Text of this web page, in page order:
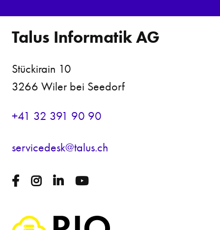
Talus Informatik AG
Stückirain 10
3266 Wiler bei Seedorf
+41 32 391 90 90
s rv c d sk t l s ch